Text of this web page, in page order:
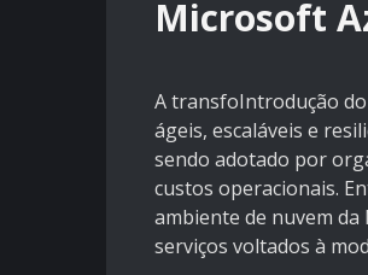
Microsoft
A transfoIntrodução
ágeis, escaláveis e
sendo adotado por
custos operacionais.
ambiente de nuvem
serviços voltados à